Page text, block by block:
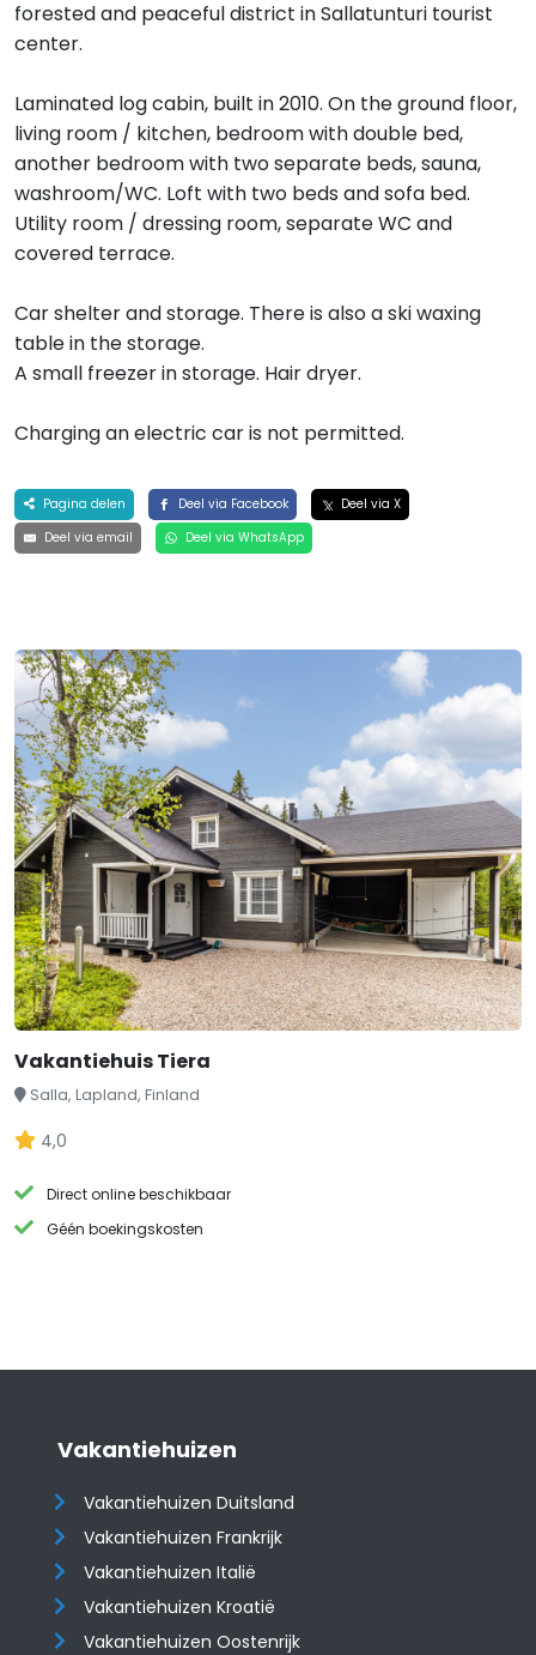
forested and peaceful district in Sallatunturi tourist
center.
Laminated log cabin, built in 2010. On the ground floor,
living room / kitchen, bedroom with double bed,
another bedroom with two separate beds, sauna,
washroom/WC. Loft with two beds and sofa bed.
Utility room / dressing room, separate WC and
covered terrace.
Car shelter and storage. There is also a ski waxing
table in the storage.
A small freezer in storage. Hair dryer.
Charging an electric car is not permitted.
Pagina delen Deel via Facebook
Deel via X
Deel via email
Deel via WhatsApp
Vakantiehuis Tiera
Salla, Lapland, Finland
4,0
Direct online beschikbaar
Géén boekingskosten
Vakantiehuizen
Vakantiehuizen Duitsland
Vakantiehuizen Frankrijk
Vakantiehuizen Italië
Vakantiehuizen Kroatië
​​​​​​​Vakantiehuizen Oostenrijk